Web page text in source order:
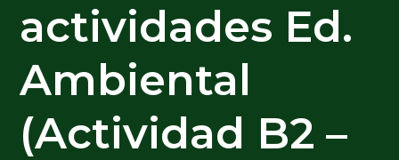
actividades Ed.
Ambiental
(Actividad B2 –